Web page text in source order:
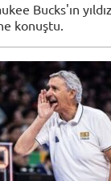
Bucks'ın
konuştu.